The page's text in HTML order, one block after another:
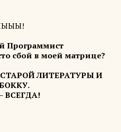
Программист
сбой в моей матрице?
ЛИТЕРАТУРЫ И
ВСЕГДА!